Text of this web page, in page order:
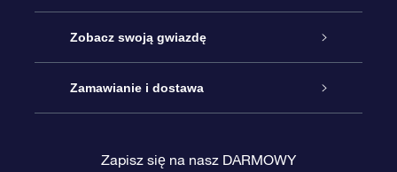
Kontakt
Blog
Podarunek Gwiazda Online
Pakiet Podarunkowy OSR
Zobacz swoją gwiazdę
Rejestr Gwiazd
Zamawianie i dostawa
Zapisz się na nasz DARMOWY